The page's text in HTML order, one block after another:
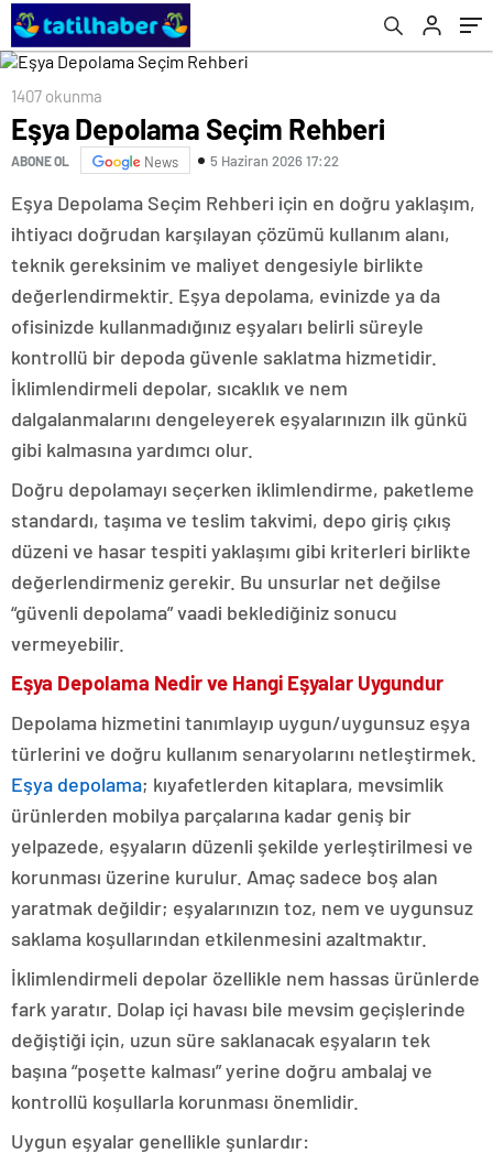
1407 okunma
Eşya Depolama Seçim Rehberi
ABONE OL News 5 Haziran 2026 17:22
Eşya Depolama Seçim Rehberi için en doğru yaklaşım,
ihtiyacı doğrudan karşılayan çözümü kullanım alanı,
teknik gereksinim ve maliyet dengesiyle birlikte
değerlendirmektir. Eşya depolama, evinizde ya da
ofisinizde kullanmadığınız eşyaları belirli süreyle
kontrollü bir depoda güvenle saklatma hizmetidir.
İklimlendirmeli depolar, sıcaklık ve nem
dalgalanmalarını dengeleyerek eşyalarınızın ilk günkü
gibi kalmasına yardımcı olur.
Doğru depolamayı seçerken iklimlendirme, paketleme
standardı, taşıma ve teslim takvimi, depo giriş çıkış
düzeni ve hasar tespiti yaklaşımı gibi kriterleri birlikte
değerlendirmeniz gerekir. Bu unsurlar net değilse
“güvenli depolama” vaadi beklediğiniz sonucu
vermeyebilir.
Eşya Depolama Nedir ve Hangi Eşyalar Uygundur
Depolama hizmetini tanımlayıp uygun/uygunsuz eşya
türlerini ve doğru kullanım senaryolarını netleştirmek.
Eşya depolama; kıyafetlerden kitaplara, mevsimlik
ürünlerden mobilya parçalarına kadar geniş bir
yelpazede, eşyaların düzenli şekilde yerleştirilmesi ve
korunması üzerine kurulur. Amaç sadece boş alan
yaratmak değildir; eşyalarınızın toz, nem ve uygunsuz
saklama koşullarından etkilenmesini azaltmaktır.
İklimlendirmeli depolar özellikle nem hassas ürünlerde
fark yaratır. Dolap içi havası bile mevsim geçişlerinde
değiştiği için, uzun süre saklanacak eşyaların tek
başına “poşette kalması” yerine doğru ambalaj ve
kontrollü koşullarla korunması önemlidir.
Uygun eşyalar genellikle şunlardır: